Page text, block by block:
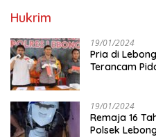
Hukrim
19/01/2024
Pria di
Terancam
19/01/2024
Remaja 16
Polsek